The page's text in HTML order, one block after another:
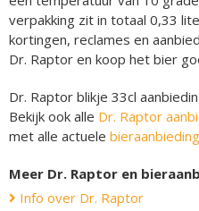
verpakking zit in totaal 0,33
kortingen, reclames en
Dr. Raptor en koop het bier
Dr. Raptor blikje 33cl
Bekijk ook alle Dr. Raptor
met alle actuele
Meer Dr. Raptor en
Info over Dr. Raptor